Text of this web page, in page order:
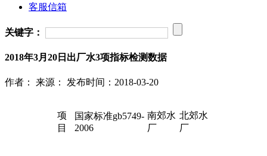
客服信箱
关键字：
2018年3月20日出厂水3项指标检测数据
作者： 来源： 发布时间：2018-03-20
项
目
国家标准gb5749-
2006
南郊水
厂
北郊水
厂